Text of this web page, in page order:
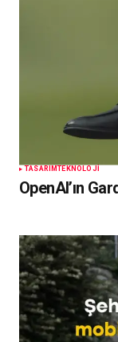
TASARIMTEKNOLOJI
OpenAI’ın